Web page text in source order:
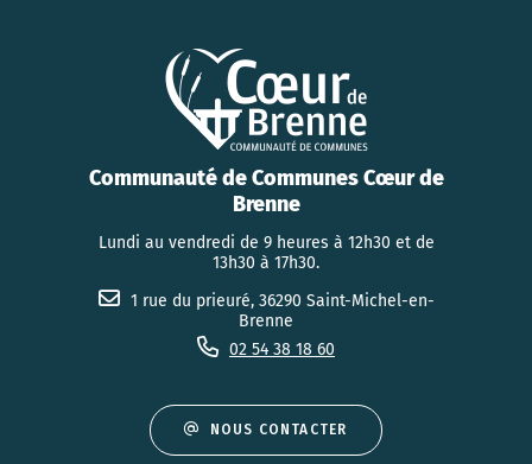
Communauté de Communes Cœur de
Brenne
Lundi au vendredi de 9 heures à 12h30 et de
13h30 à 17h30.
1 rue du prieuré, 36290 Saint-Michel-en-
Brenne
02 54 38 18 60
NOUS CONTACTER